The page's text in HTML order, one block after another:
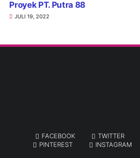
Proyek PT. Putra 88
JULI 19, 2022
FACEBOOK TWITTER
PINTEREST
INSTAGRAM